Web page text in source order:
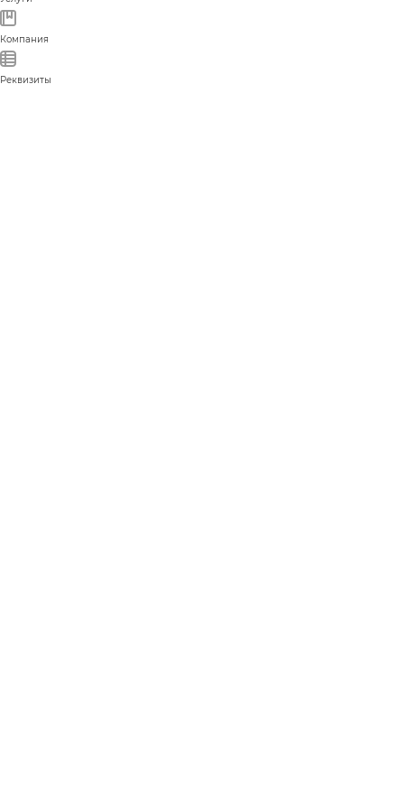
Компания
Реквизиты